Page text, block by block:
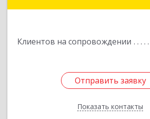
Клиентов на сопровождении
Отправить заявку
Показать контакты
Отправить заявку
Назад